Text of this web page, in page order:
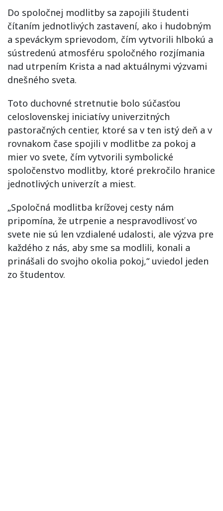
Do spoločnej modlitby sa zapojili študenti
čítaním jednotlivých zastavení, ako i hudobným
a speváckym sprievodom, čím vytvorili hlbokú a
sústredenú atmosféru spoločného rozjímania
nad utrpením Krista a nad aktuálnymi výzvami
dnešného sveta.
Toto duchovné stretnutie bolo súčasťou
celoslovenskej iniciatívy univerzitných
pastoračných centier, ktoré sa v ten istý deň a v
rovnakom čase spojili v modlitbe za pokoj a
mier vo svete, čím vytvorili symbolické
spoločenstvo modlitby, ktoré prekročilo hranice
jednotlivých univerzít a miest.
„Spoločná modlitba krížovej cesty nám
pripomína, že utrpenie a nespravodlivosť vo
svete nie sú len vzdialené udalosti, ale výzva pre
každého z nás, aby sme sa modlili, konali a
prinášali do svojho okolia pokoj,“ uviedol jeden
zo študentov.